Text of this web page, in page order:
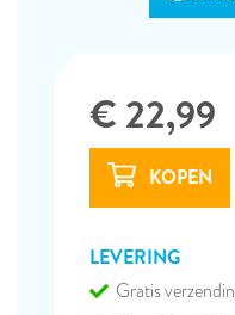
€ 22,99
LEVERING
Gratis